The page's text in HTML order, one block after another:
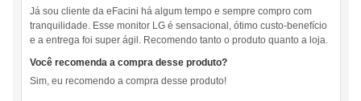
Já sou cliente da eFacini há algum tempo e sempre compro com
tranquilidade. Esse monitor LG é sensacional, ótimo custo-benefício
e a entrega foi super ágil. Recomendo tanto o produto quanto a loja.
Você recomenda a compra desse produto?
Sim, eu recomendo a compra desse produto!